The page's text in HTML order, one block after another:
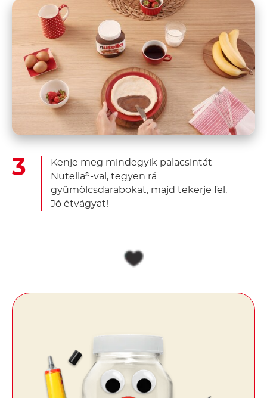
Kenje meg mindegyik palacsintát
Nutella® -val, tegyen rá
gyümölcsdarabokat, majd tekerje fel.
Jó étvágyat!